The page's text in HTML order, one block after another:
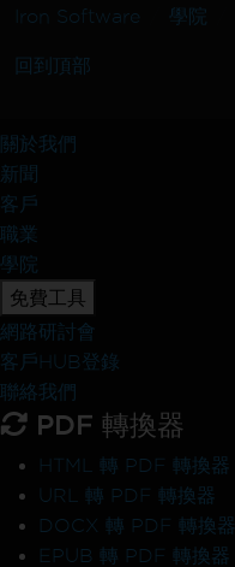
Iron Software 學院
回到頂部
關於我們
新聞
客戶
職業
學院
免費工具
網路研討會
客戶HUB登錄
聯絡我們
PDF 轉換器
HTML 轉 PDF 轉換器
URL 轉 PDF 轉換器
DOCX 轉 PDF 轉換器
EPUB 轉 PDF 轉換器